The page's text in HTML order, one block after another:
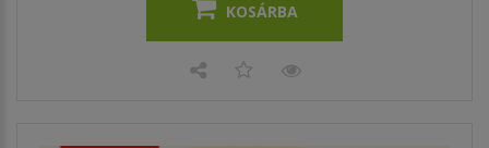
KOSÁRBA